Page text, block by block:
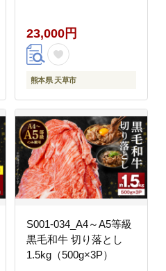
23,000円
熊本県 天草市
S001-034_A4～A5等級
黒毛和牛 切り落とし
1.5kg（500g×3P）